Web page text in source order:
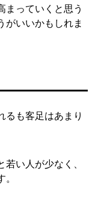
まっていくと思う
がいいかもしれま
るも客足はあまり
い人が少なく、